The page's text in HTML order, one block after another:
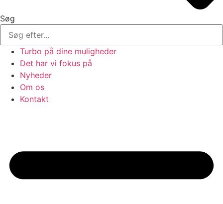
Søg
Turbo på dine muligheder
Det har vi fokus på
Nyheder
Om os
Kontakt